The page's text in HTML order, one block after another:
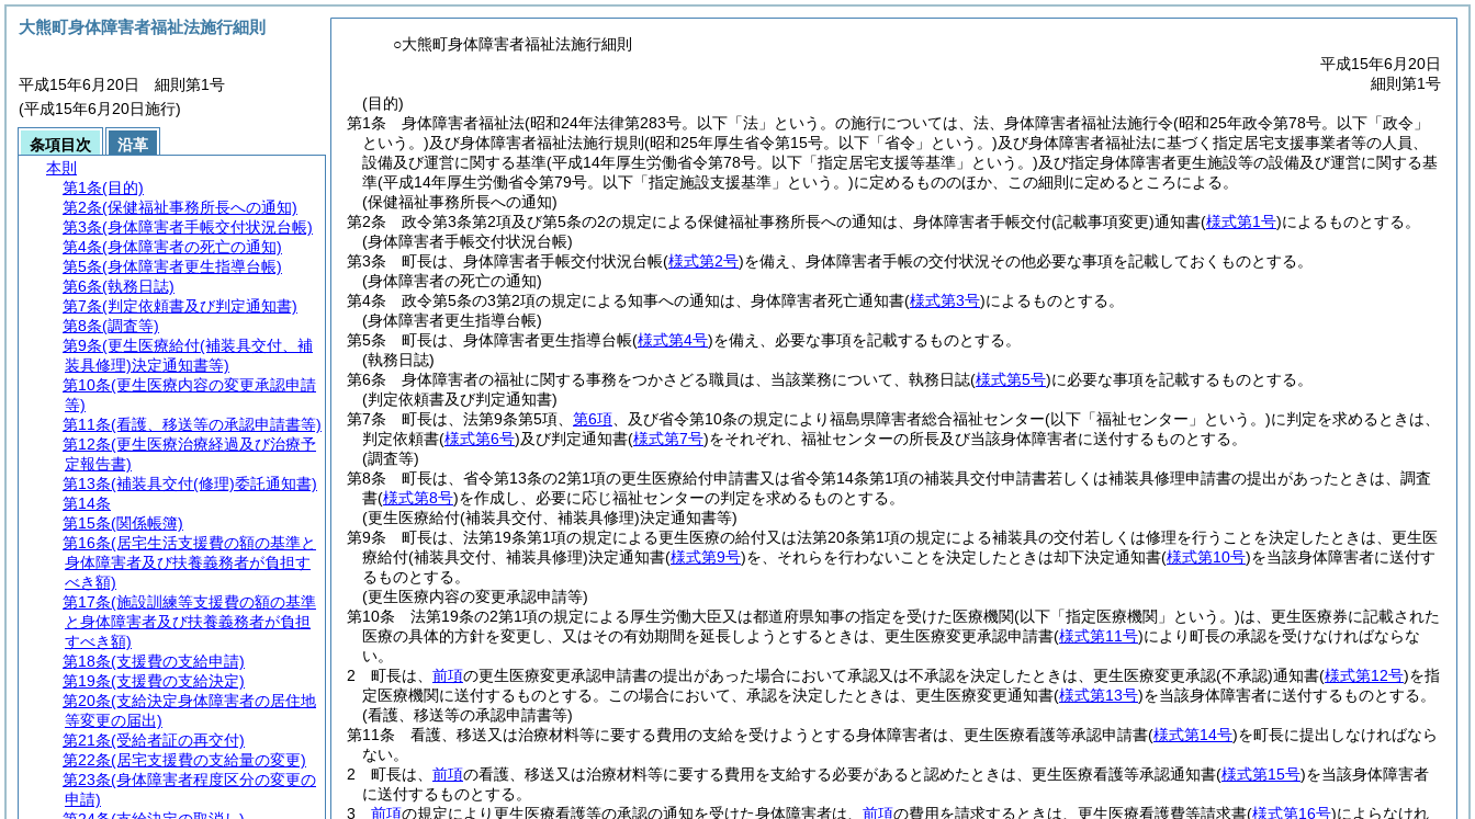
○大熊町身体障害者福祉法施行細則
平成15年6月20日
細則第1号
(目的)
第1条
身体障害者福祉法(昭和24年法律第283号。以下「法」という。の施行については、法、身体障害者福祉法施行令(昭和25年政令第78号。以下「政令」
という。)及び身体障害者福祉法施行規則 (昭和25年厚生省令第15号。以下「省令」という。)及び身体障害者福祉法に基づく指定居宅支援事業者等の人員、
設備及び運営に関する基準(平成14年厚生労働省令第78号。以下「指定居宅支援等基準」という。)及び指定身体障害者更生施設等の設備及び運営に関する基
準(平成14年厚生労働省令第79号。以下「指定施設支援基準」という。)に定めるもののほか、この細則に定めるところによる。
(保健福祉事務所長への通知)
第2条
政令第3条第2項及び第5条の2の規定による保健福祉事務所長への通知は、身体障害者手帳交付(記載事項変更)通知書(様式第1号)によるものとする。
(身体障害者手帳交付状況台帳)
第3条
町長は、身体障害者手帳交付状況台帳(様式第2号)を備え、身体障害者手帳の交付状況その他必要な事項を記載しておくものとする。
(身体障害者の死亡の通知)
第4条
政令第5条の3第2項の規定による知事への通知は、身体障害者死亡通知書(様式第3号)によるものとする。
(身体障害者更生指導台帳)
第5条
町長は、身体障害者更生指導台帳(様式第4号)を備え、必要な事項を記載するものとする。
(執務日誌)
第6条
身体障害者の福祉に関する事務をつかさどる職員は、当該業務について、執務日誌(様式第5号)に必要な事項を記載するものとする。
(判定依頼書及び判定通知書)
第7条
町長は、法第9条第5項、 第6項 、及び省令第10条の規定により福島県障害者総合福祉センター(以下「福祉センター」という。)に判定を求めるときは、
判定依頼書(様式第6号)及び判定通知書(様式第7号)をそれぞれ、福祉センターの所長及び当該身体障害者に送付するものとする。
(調査等)
第8条
町長は、省令第13条の2第1項の更生医療給付申請書又は省令第14条第1項の補装具交付申請書若しくは補装具修理申請書の提出があったときは、調査
書(様式第8号)を作成し、必要に応じ福祉センターの判定を求めるものとする。
(更生医療給付(補装具交付、補装具修理)決定通知書等)
第9条
町長は、法第19条第1項の規定による更生医療の給付又は法第20条第1項の規定による補装具の交付若しくは修理を行うことを決定したときは、更生医
療給付(補装具交付、補装具修理)決定通知書(様式第9号)を、それらを行わないことを決定したときは却下決定通知書(様式第10号)を当該身体障害者に送付す
るものとする。
(更生医療内容の変更承認申請等)
第10条
法第19条の2第1項の規定による厚生労働大臣又は都道府県知事の指定を受けた医療機関(以下「指定医療機関」という。)は、更生医療券に記載された
医療の具体的方針を変更し、又はその有効期間を延長しようとするときは、更生医療変更承認申請書(様式第11号)により町長の承認を受けなければならな
い。
2
町長は、 前項の更生医療変更承認申請書の提出があった場合において承認又は不承認を決定したときは、更生医療変更承認(不承認)通知書(様式第12号)を指
定医療機関に送付するものとする。
この場合において、承認を決定したときは、更生医療変更通知書(様式第13号)を当該身体障害者に送付するものとする。
(看護、移送等の承認申請書等)
第11条
看護、移送又は治療材料等に要する費用の支給を受けようとする身体障害者は、更生医療看護等承認申請書(様式第14号)を町長に提出しなければなら
ない。
2
町長は、 前項の看護、移送又は治療材料等に要する費用を支給する必要があると認めたときは、更生医療看護等承認通知書(様式第15号)を当該身体障害者
に送付するものとする。
3
前項の規定により更生医療看護等の承認の通知を受けた身体障害者は、 前項の費用を請求するときは、更生医療看護費等請求書(様式第16号)によらなけれ
大熊町身体障害者福祉法施行細則
平成15年6月20日 細則第1号
(平成15年6月20日施行)
条項目次
沿革
本則
第1条(目的)
第2条(保健福祉事務所長への通知)
第3条(身体障害者手帳交付状況台帳)
第4条(身体障害者の死亡の通知)
第5条(身体障害者更生指導台帳)
第6条(執務日誌)
第7条(判定依頼書及び判定通知書)
第8条(調査等)
第9条(更生医療給付(補装具交付、補
装具修理)決定通知書等)
第10条(更生医療内容の変更承認申請
等)
第11条(看護、移送等の承認申請書等)
第12条(更生医療治療経過及び治療予
定報告書)
第13条(補装具交付(修理)委託通知書)
第14条
第15条(関係帳簿)
第16条(居宅生活支援費の額の基準と
身体障害者及び扶養義務者が負担す
べき額)
第17条(施設訓練等支援費の額の基準
と身体障害者及び扶養義務者が負担
すべき額)
第18条(支援費の支給申請)
第19条(支援費の支給決定)
第20条(支給決定身体障害者の居住地
等変更の届出)
第21条(受給者証の再交付)
第22条(居宅支援費の支給量の変更)
第23条(身体障害者程度区分の変更の
申請)